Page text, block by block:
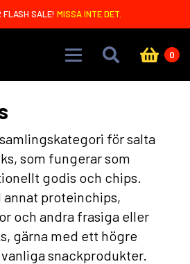
FLASH SALE! MISSA INTE DET.
0
för salta
som fungerar som
godis och chips.
annat proteinchips,
och andra frasiga eller
gärna med ett högre
snackprodukter.